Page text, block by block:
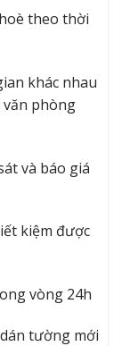
theo thời
khác nhau
văn phòng
và báo giá
kiệm được
vòng 24h
tường mới